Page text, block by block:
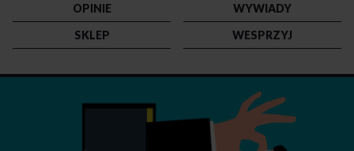
OPINIE
WYWIADY
SKLEP
WESPRZYJ